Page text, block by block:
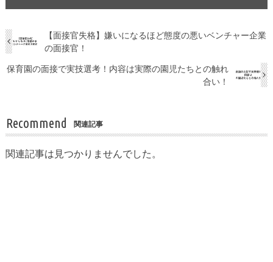
【面接官失格】嫌いになるほど態度の悪いベンチャー企業
の面接官！
保育園の面接で実技選考！内容は実際の園児たちとの触れ
合い！
Recommend 関連記事
関連記事は見つかりませんでした。